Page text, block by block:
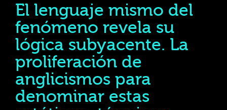
El lenguaje mismo del
fenómeno revela su
lógica subyacente. La
proliferación de
anglicismos para
denominar estas